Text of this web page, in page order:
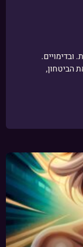
ובדימויים.
הביטחון,